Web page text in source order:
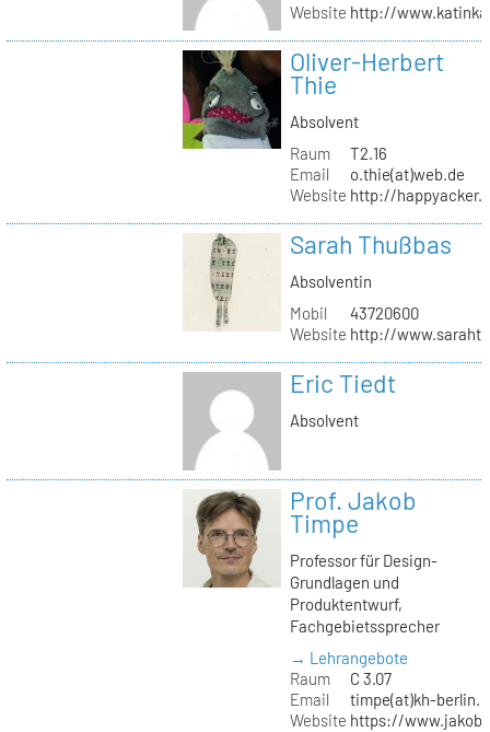
Website http://
Oliver-Herbert
Thie
Absolvent
Raum
T2.16
Email
o.thie(at)web.de
Website http://
Sarah Thußbas
Absolventin
Mobil
43720600
Website http://
Eric Tiedt
Absolvent
Prof. Jakob
Timpe
Professor für Design-
Grundlagen und
Produktentwurf,
Fachgebietssprecher
→ Lehrangebote
Raum
C 3.07
Email
timpe(at)kh-
Website https://